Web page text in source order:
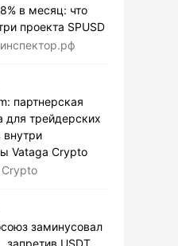
в месяц: что
проекта SPUSD
партнерская
для трейдерских
внутри
Vataga Crypto
заминусовал
USDT.